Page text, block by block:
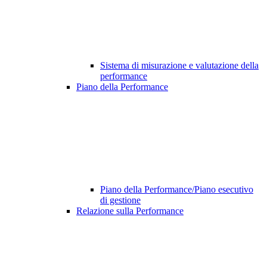
Sistema di misurazione e valutazione della
performance
Piano della Performance
Piano della Performance/Piano esecutivo
di gestione
Relazione sulla Performance